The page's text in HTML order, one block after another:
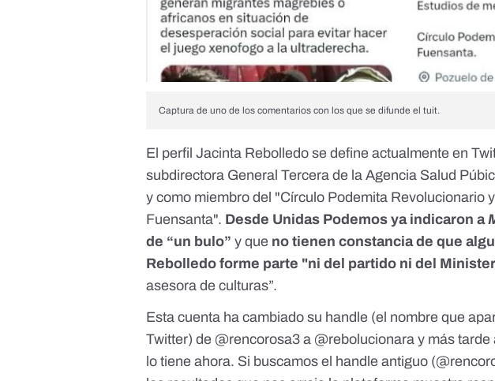
Captura de uno de los comentarios con los que se difunde el tuit.
El perfil Jacinta Rebolledo se define actualmente en
subdirectora General Tercera de la Agencia Salud
y como miembro del "Círculo Podemita Revolucionario
Fuensanta". Desde Unidas Podemos ya indicaron a
de “un bulo” y que no tienen constancia de que
Rebolledo forme parte "ni del partido ni del
asesora de culturas”.
Esta cuenta ha cambiado su handle (el nombre que
Twitter) de @rencorosa3 a @rebolucionara y más
lo tiene ahora. Si buscamos el handle antiguo